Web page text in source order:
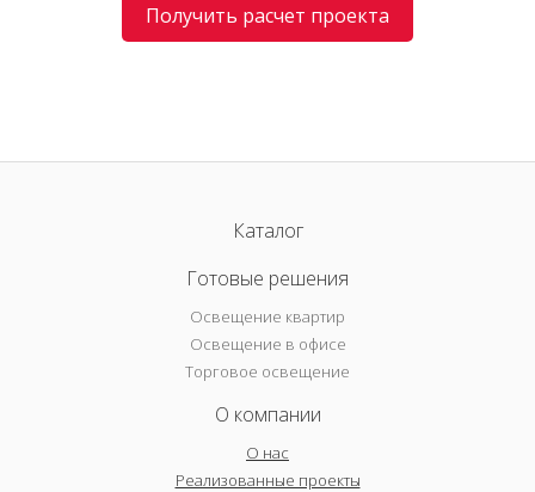
Получить расчет проекта
Каталог
Готовые решения
Освещение квартир
Освещение в офисе
Торговое освещение
О компании
О нас
Реализованные проекты